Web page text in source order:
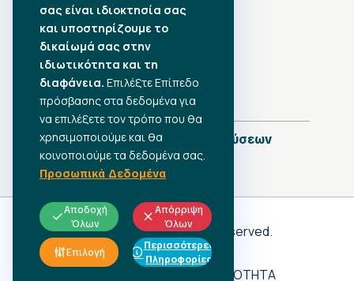
•Αύγουστος 2026
•Ιούλιος 2026
•Ιούνιος 2026
•Μάιος 2026
•Απρίλιος 2026
•Μάρτιος 2026
Πλήρες Ημερολόγιο Δημοσιεύσεων
Γ.Σ.Ε.Ε
© 2026 All rights reserved.
ΠΡΟΣΩΠΙΚΑ ΔΕΔΟΜΕΝΑ
ΠΡΟΣΒΑΣΙΜΟΤΗΤΑ
σας είναι ιδιοκτησία σας
και υποστηρίζουμε το
δικαίωμά σας στην
ιδιωτικότητα και τη
διαφάνεια. Επιλέξτε Επίπεδο
πρόσβασης στα δεδομένα για
να επιλέξετε τον τρόπο που θα
χρησιμοποιούμε και θα
κοινοποιούμε τα δεδομένα σας.
Προσωπικά Δεδομένα
Αποδοχή
Όλων
Απόρριψη
Όλων
Επιλογή
Περισσότερες
Πληροφορίες